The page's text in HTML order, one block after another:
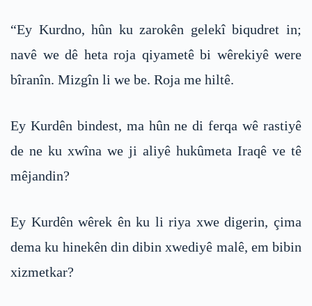
“Ey Kurdno, hûn ku zarokên gelekî biqudret in;
navê we dê heta roja qiyametê bi wêrekiyê were
bîranîn. Mizgîn li we be. Roja me hiltê.
Ey Kurdên bindest, ma hûn ne di ferqa wê rastiyê
de ne ku xwîna we ji aliyê hukûmeta Iraqê ve tê
mêjandin?
Ey Kurdên wêrek ên ku li riya xwe digerin, çima
dema ku hinekên din dibin xwediyê malê, em bibin
xizmetkar?